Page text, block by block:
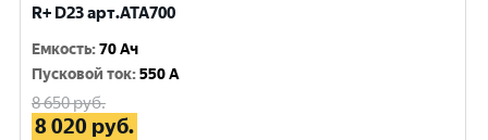
R+ D23 арт.ATA700
Емкость:70 Ач
Пусковой ток:550 A
8 650руб.
8 020 руб.